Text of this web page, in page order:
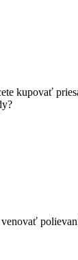
kupovať